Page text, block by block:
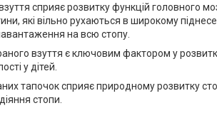
сприяє розвитку функцій головного
які вільно рухаються в широкому
на всю стопу.
взуття є ключовим фактором у
у дітей.
тапочок сприяє природному розвитку
стопи.